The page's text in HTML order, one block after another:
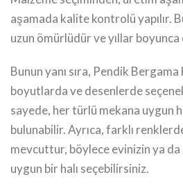
aşamada kalite kontrolü yapılır.
uzun ömürlüdür ve yıllar boyunca
Bunun yanı sıra, Pendik Bergama
boyutlarda ve desenlerde
sayede, her türlü mekana uygun
bulunabilir. Ayrıca, farklı
mevcuttur, böylece evinizin ya
uygun bir halı seçebilirsiniz.